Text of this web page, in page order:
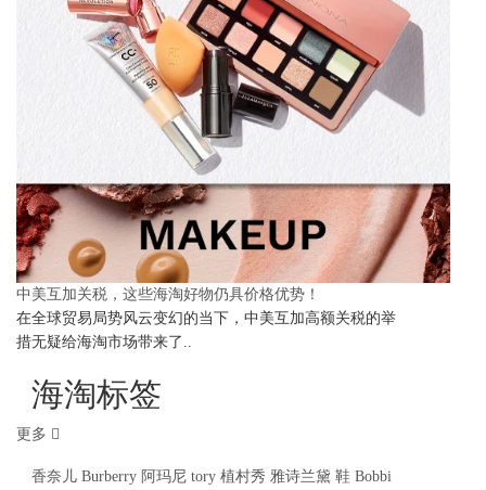
中美互加关税，这些海淘好物仍具价格优势！
在全球贸易局势风云变幻的当下，中美互加高额关税的举
措无疑给海淘市场带来了..
海淘标签
更多
香奈儿 Burberry 阿玛尼 tory 植村秀 雅诗兰黛 鞋 Bobbi